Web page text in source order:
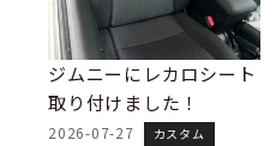
ジムニーにレカロシート
取り付けました！
2026-07-27 カスタム